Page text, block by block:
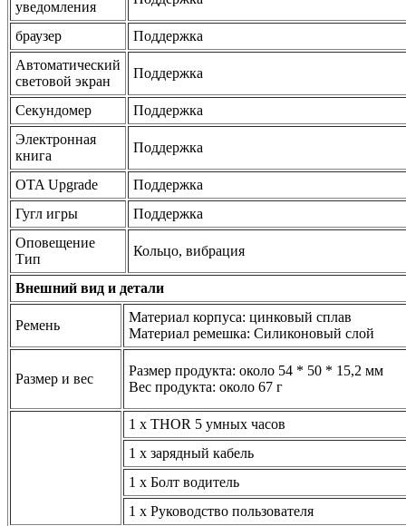
уведомления
браузер
Поддержка
Автоматический
световой экран
Поддержка
Секундомер
Поддержка
Электронная
книга
Поддержка
OTA Upgrade
Поддержка
Гугл игры
Поддержка
Оповещение
Тип
Кольцо, вибрация
Внешний вид и детали
Ремень
Материал корпуса: цинковый сплав
Материал ремешка: Силиконовый слой
Размер и вес
Размер продукта: около 54 * 50 * 15,2 мм
Вес продукта: около 67 г
1 х THOR 5 умных часов
1 х зарядный кабель
1 х Болт водитель
1 х Руководство пользователя